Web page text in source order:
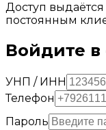
Доступ
постоянным
Войдите в
УНП / ИНН
Телефон
Пароль